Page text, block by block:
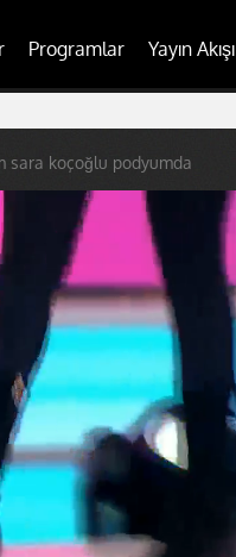
Programlar Yayın Akışı
sara koçoğlu podyumda